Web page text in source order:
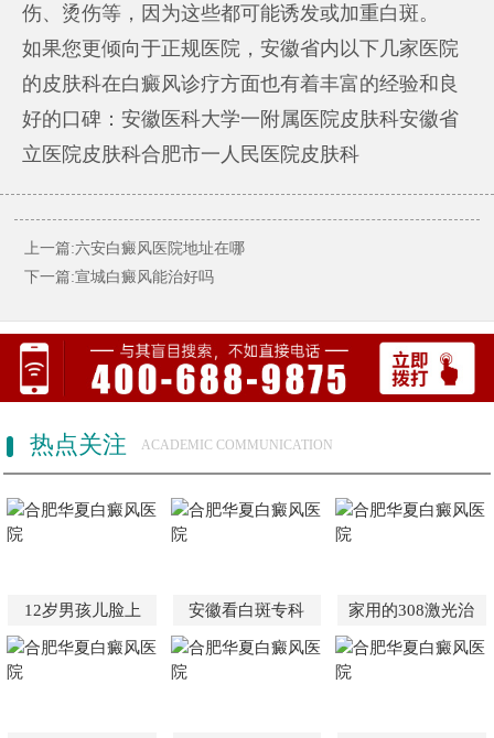
伤、烫伤等，因为这些都可能诱发或加重白斑。
如果您更倾向于正规医院，安徽省内以下几家医院
的皮肤科在白癜风诊疗方面也有着丰富的经验和良
好的口碑：安徽医科大学一附属医院皮肤科安徽省
立医院皮肤科合肥市一人民医院皮肤科
上一篇:六安白癜风医院地址在哪
下一篇:宣城白癜风能治好吗
热点关注 ACADEMIC COMMUNICATION
12岁男孩儿脸上 安徽看白斑专科 家用的308激光治